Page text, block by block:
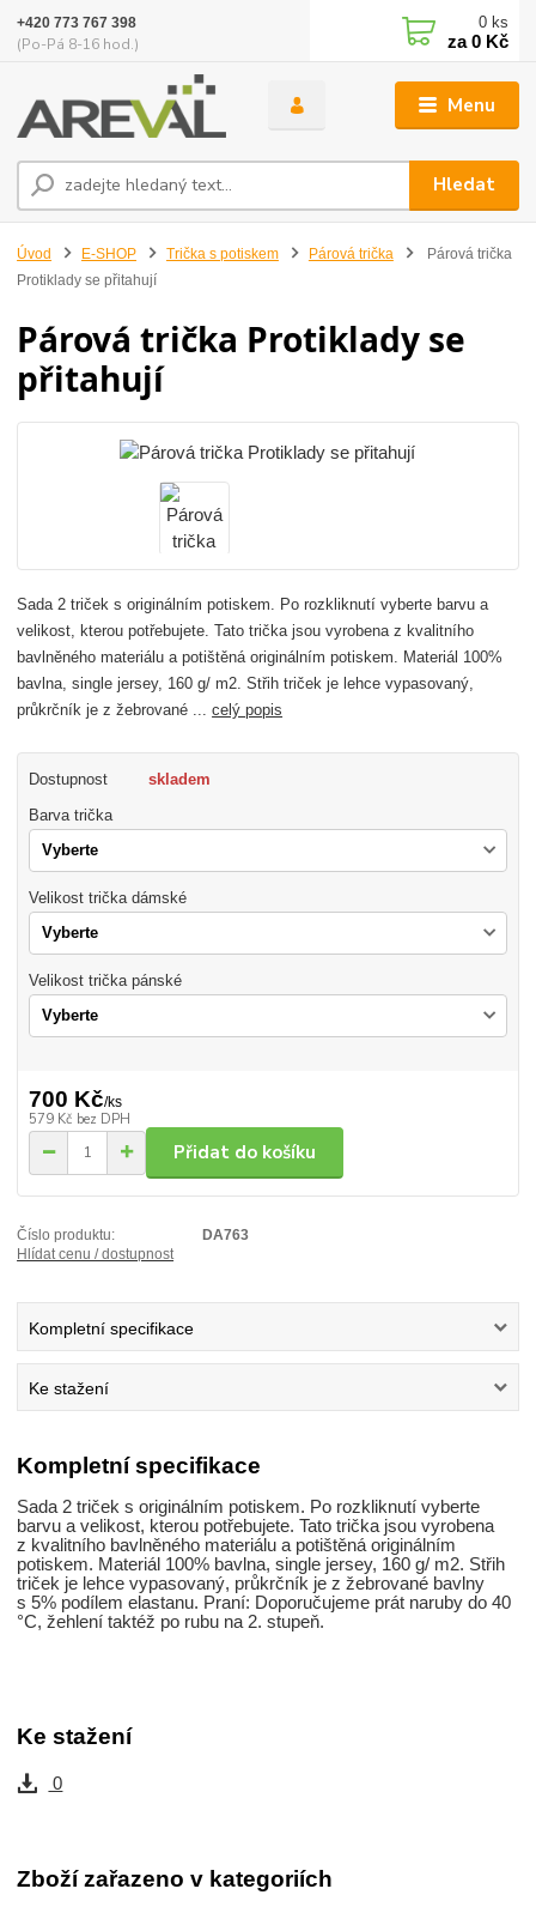
Menu
Hledat
+420 773 767 398
(Po-Pá 8-16 hod.)
0 ks
za0 Kč
Úvod E-SHOP Trička s potiskem Párová trička
Párová trička
Protiklady se přitahují
Párová trička Protiklady se
přitahují
Sada 2 triček s originálním potiskem. Po rozkliknutí vyberte barvu a
velikost, kterou potřebujete. Tato trička jsou vyrobena z kvalitního
bavlněného materiálu a potištěná originálním potiskem. Materiál 100%
bavlna, single jersey, 160 g/ m2. Střih triček je lehce vypasovaný,
průkrčník je z žebrované ...celý popis
Dostupnost skladem
Barva trička
Velikost trička dámské
Velikost trička pánské
700 Kč/ks
579 Kč bez DPH
Přidat do košíku
Číslo produktu:
DA763
Hlídat cenu / dostupnost
Kompletní specifikace
Ke stažení
Kompletní specifikace
Sada 2 triček s originálním potiskem. Po rozkliknutí vyberte
barvu a velikost, kterou potřebujete. Tato trička jsou vyrobena
z kvalitního bavlněného materiálu a potištěná originálním
potiskem. Materiál 100% bavlna, single jersey, 160 g/ m2. Střih
triček je lehce vypasovaný, průkrčník je z žebrované bavlny
s 5% podílem elastanu. Praní: Doporučujeme prát naruby do 40
°C, žehlení taktéž po rubu na 2. stupeň.
Ke stažení
0
Zboží zařazeno v kategoriích